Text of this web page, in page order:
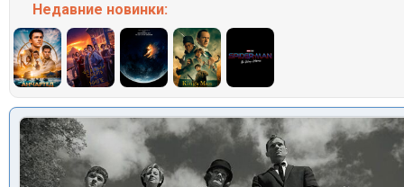
Недавние новинки: